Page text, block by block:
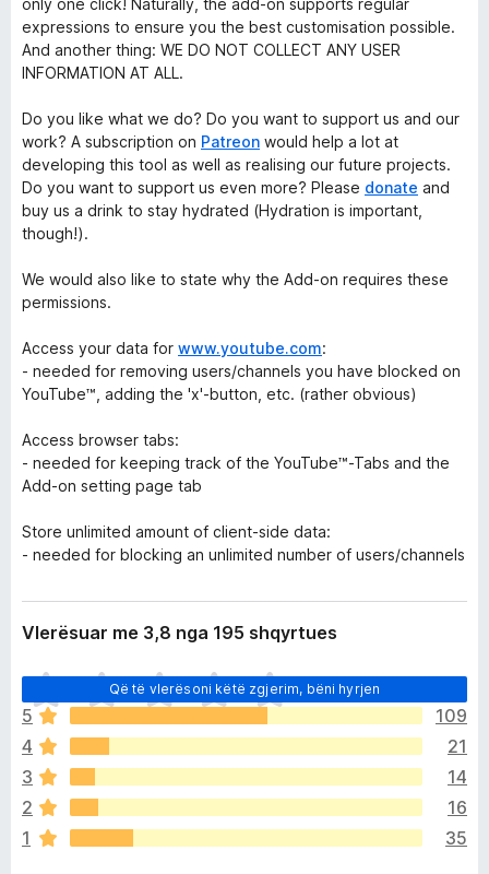
only one click! Naturally, the add-on supports regular
expressions to ensure you the best customisation possible.
And another thing: WE DO NOT COLLECT ANY USER
INFORMATION AT ALL.
Do you like what we do? Do you want to support us and our
work? A subscription on Patreon would help a lot at
developing this tool as well as realising our future projects.
Do you want to support us even more? Please donate and
buy us a drink to stay hydrated (Hydration is important,
though!).
We would also like to state why the Add-on requires these
permissions.
Access your data for www.youtube.com:
- needed for removing users/channels you have blocked on
YouTube™, adding the 'x'-button, etc. (rather obvious)
Access browser tabs:
- needed for keeping track of the YouTube™-Tabs and the
Add-on setting page tab
Store unlimited amount of client-side data:
- needed for blocking an unlimited number of users/channels
Vlerësuar me 3,8 nga 195 shqyrtues
Që të vlerësoni këtë zgjerim, bëni hyrjen
E
n
d
e
p
a
v
l
5
109
4
21
3
14
2
16
1
35